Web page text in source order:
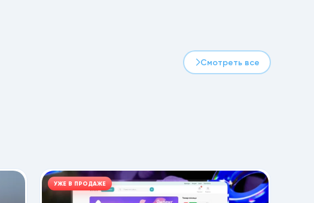
Смотреть все
УЖЕ В ПРОДАЖЕ